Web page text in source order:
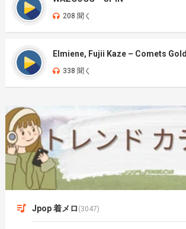
208 聞く
Elmiene, Fujii Kaze – Comets Gold
338 聞く
Jpop 着メロ (3047)